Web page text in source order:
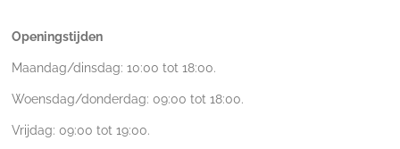
Openingstijden
Maandag/dinsdag: 10:00 tot 18:00.
Woensdag/donderdag: 09:00 tot 18:00.
Vrijdag: 09:00 tot 19:00.